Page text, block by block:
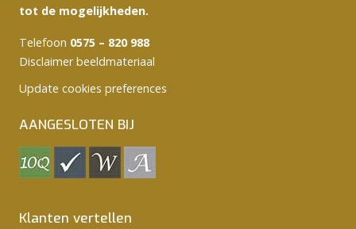
tot de mogelijkheden.
Telefoon 0575 – 820 988
Disclaimer beeldmateriaal
Update cookies preferences
AANGESLOTEN BIJ
Klanten vertellen